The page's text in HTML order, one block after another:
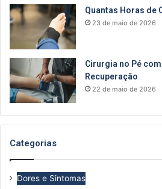
Quantas Horas de
23 de maio de 2026
Cirurgia no Pé
Recuperação
22 de maio de 2026
Categorias
Dores e Sintomas